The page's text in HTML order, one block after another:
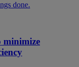
done.
minimize